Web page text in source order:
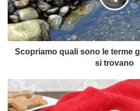
gratis
in
Italia
e
dove
Scopriamo quali sono le terme
si trovano
fare
i